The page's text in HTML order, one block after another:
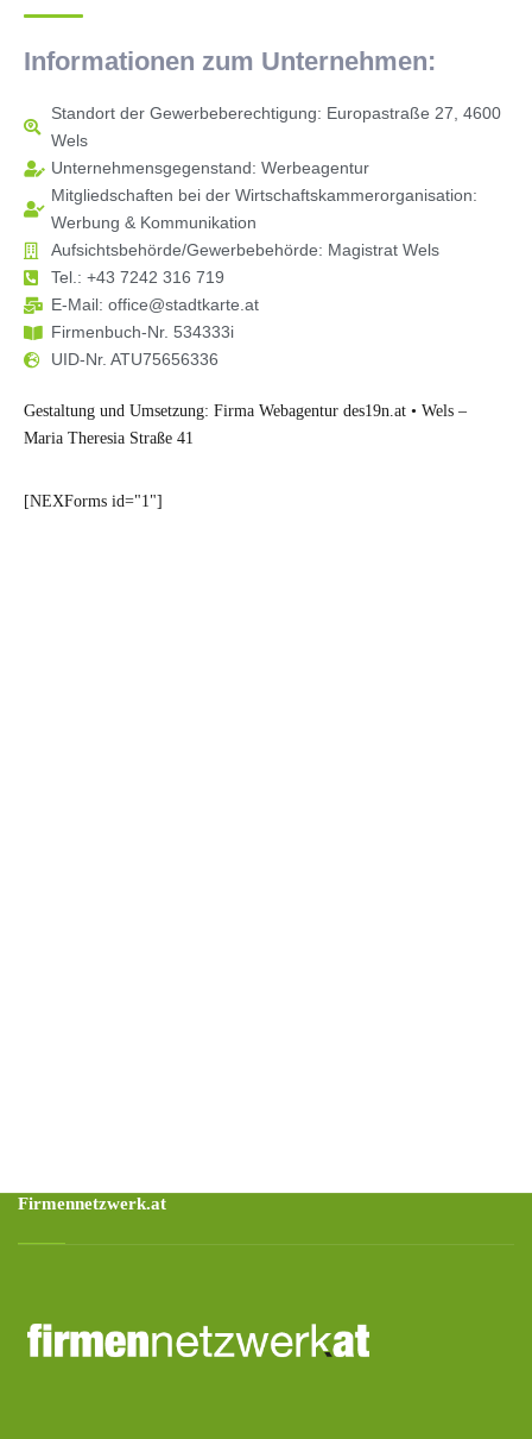
Informationen zum Unternehmen:
Standort der Gewerbeberechtigung: Europastraße 27, 4600
Wels
Unternehmensgegenstand: Werbeagentur
Mitgliedschaften bei der Wirtschaftskammerorganisation:
Werbung & Kommunikation
Aufsichtsbehörde/Gewerbebehörde: Magistrat Wels
Tel.: +43 7242 316 719
E-Mail: office@stadtkarte.at
Firmenbuch-Nr. 534333i
UID-Nr. ATU75656336
Gestaltung und Umsetzung: Firma Webagentur des19n.at • Wels –
Maria Theresia Straße 41
[NEXForms id="1"]
Firmennetzwerk.at